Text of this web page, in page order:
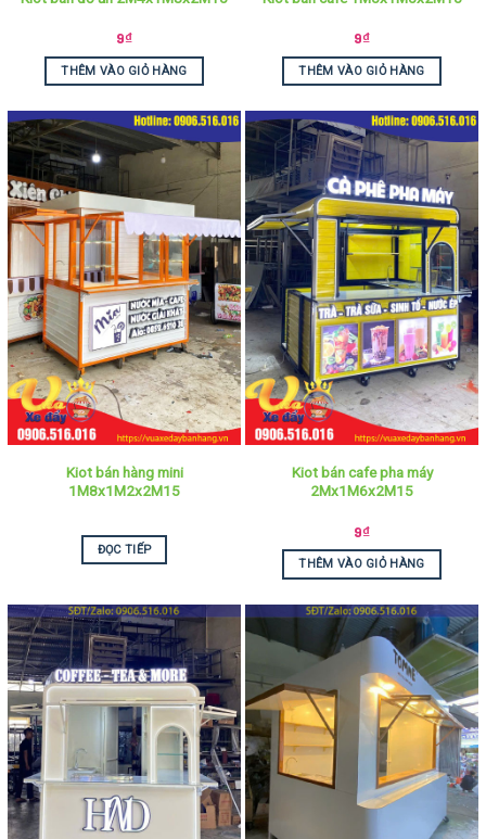
9₫
THÊM VÀO GIỎ HÀNG
9₫
THÊM VÀO GIỎ HÀNG
Kiot bán hàng mini
1M8x1M2x2M15
ĐỌC TIẾP
Kiot bán cafe pha máy
2Mx1M6x2M15
9₫
THÊM VÀO GIỎ HÀNG